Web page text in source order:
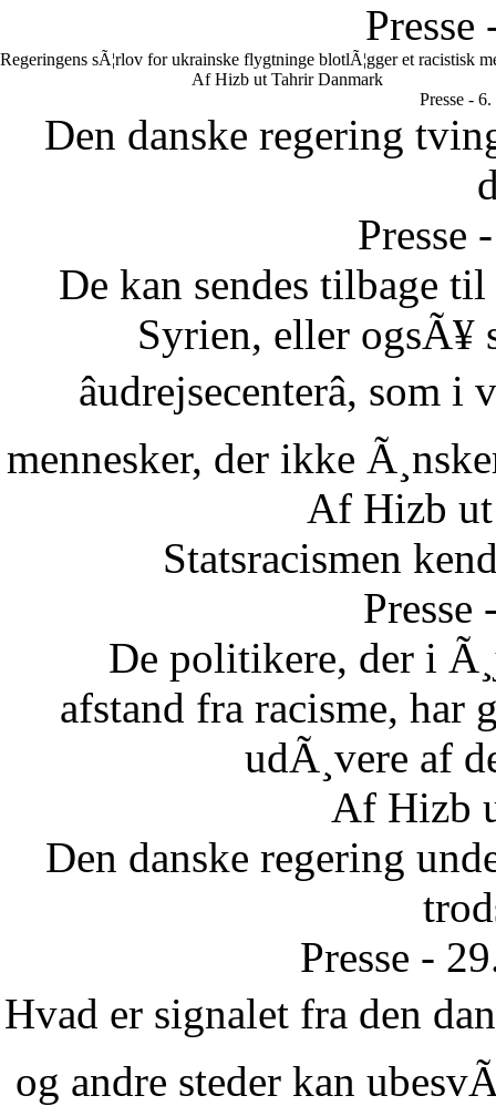
Regeringens sÃ¦rlov for ukrainske flygtninge blotlÃ¦gger et racistisk
Af Hizb ut Tahrir Danmark
Presse -
Den danske regering
Presse
De kan sendes tilbage
Syrien, eller ogsÃ¥
âudrejsecenterâ,
mennesker, der ikke
Af Hizb
Statsracismen
De politikere, der i
afstand fra racisme, har
udÃ¸vere af
Af Hizb
Den danske regering
Presse -
Hvad er signalet fra den
og andre steder kan